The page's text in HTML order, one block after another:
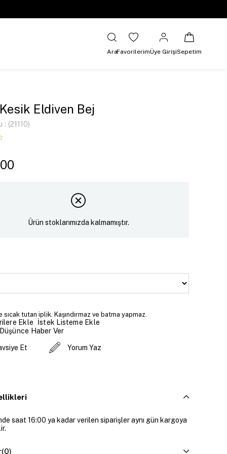
AraFavorilerimÜye GirişiSepetim
Eldiven Bej
(21110)
Ürün stoklarımızda kalmamıştır.
sıcak tutan iplik. Kaşındırmaz ve batma yapmaz.
Ekle
İstek Listeme Ekle
Haber Ver
Et Yorum Yaz
saat 16:00 ya kadar verilen siparişler aynı gün kargoya
(0)